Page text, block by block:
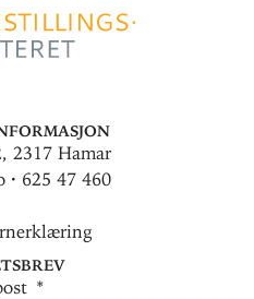
2317 Hamar
· 625 47 460